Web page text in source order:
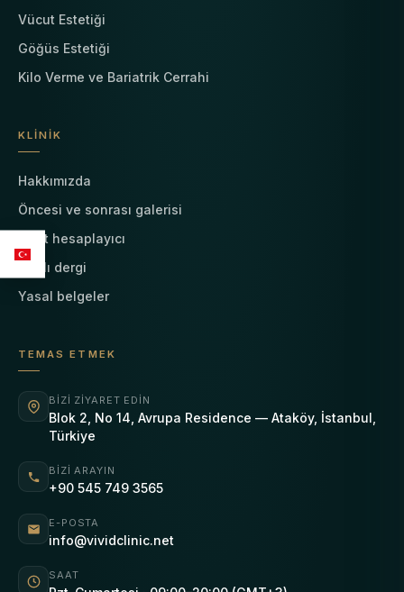
Vücut Estetiği
Göğüs Estetiği
Kilo Verme ve Bariatrik Cerrahi
KLINIK
Hakkımızda
Öncesi ve sonrası galerisi
Fiyat hesaplayıcı
Canlı dergi
Yasal belgeler
TEMAS ETMEK
BIZI ZIYARET EDIN
Blok 2, No 14, Avrupa Residence — Ataköy, İstanbul,
Türkiye
BIZI ARAYIN
+90 545 749 3565
E-POSTA
info@vividclinic.net
SAAT